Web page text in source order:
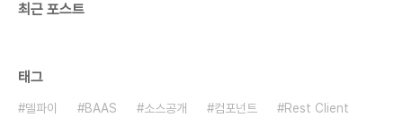
최근 포스트
태그
델파이 BAAS 소스공개 컴포넌트
Rest Client